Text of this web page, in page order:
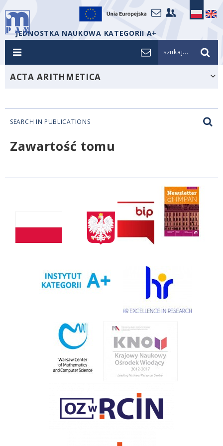
JEDNOSTKA NAUKOWA KATEGORII A+
szukaj...
ACTA ARITHMETICA
SEARCH IN PUBLICATIONS
Zawartość tomu